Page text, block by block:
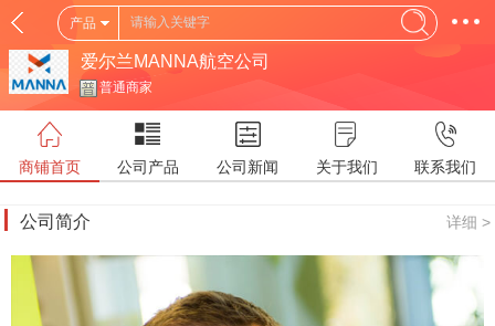
产品
爱尔兰MANNA航空公司
普通商家
商铺首页 公司产品 公司新闻 关于我们 联系我们
公司简介 详细 >